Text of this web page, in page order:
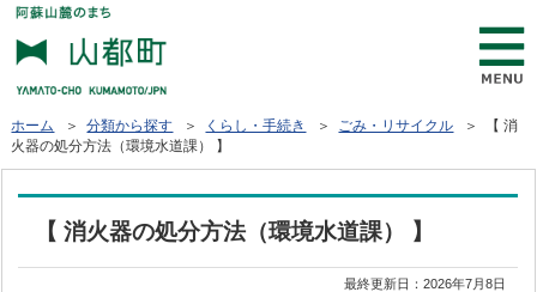
ホーム ＞分類から探す ＞ くらし・手続き ＞ ごみ・リサイクル ＞ 【 消
火器の処分方法（環境水道課） 】
【 消火器の処分方法（環境水道課） 】
最終更新日：2026年7月8日